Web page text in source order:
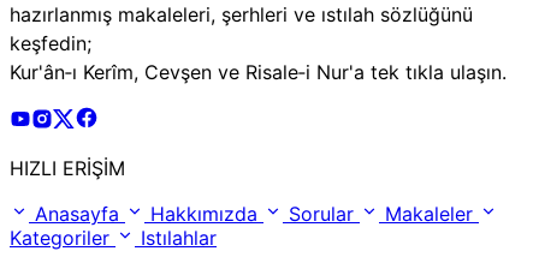
hazırlanmış makaleleri, şerhleri ve ıstılah sözlüğünü
keşfedin;
Kur'ân‑ı Kerîm, Cevşen ve Risale‑i Nur'a tek tıkla ulaşın.
Risale Online Youtube Hesabı
Risale Online Instagram Hesabı
Risale Online X Hesabı
HIZLI ERİŞİM
Anasayfa
Hakkımızda Sorular
Makaleler
Kategoriler
Istılahlar